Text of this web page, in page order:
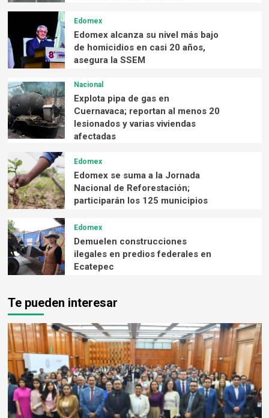
Edomex
Edomex alcanza su nivel más bajo
de homicidios en casi 20 años,
asegura la SSEM
Nacional
Explota pipa de gas en
Cuernavaca; reportan al menos 20
lesionados y varias viviendas
afectadas
Edomex
Edomex se suma a la Jornada
Nacional de Reforestación;
participarán los 125 municipios
Edomex
Demuelen construcciones
ilegales en predios federales en
Ecatepec
Te pueden interesar